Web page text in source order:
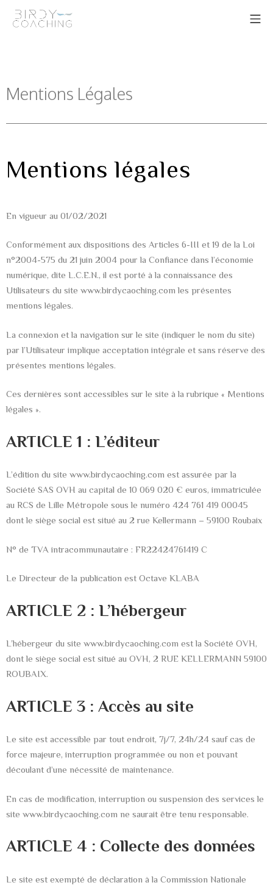
Mentions Légales
Mentions légales
En vigueur au 01/02/2021
Conformément aux dispositions des Articles 6-III et 19 de la Loi
n°2004-575 du 21 juin 2004 pour la Confiance dans l’économie
numérique, dite L.C.E.N., il est porté à la connaissance des
Utilisateurs du site www.birdycaoching.com les présentes
mentions légales.
La connexion et la navigation sur le site (indiquer le nom du site)
par l’Utilisateur implique acceptation intégrale et sans réserve des
présentes mentions légales.
Ces dernières sont accessibles sur le site à la rubrique « Mentions
légales ».
ARTICLE 1 : L’éditeur
L’édition du site www.birdycaoching.com est assurée par la
Société SAS OVH au capital de 10 069 020 € euros, immatriculée
au RCS de Lille Métropole sous le numéro 424 761 419 00045
dont le siège social est situé au 2 rue Kellermann – 59100 Roubaix
N° de TVA intracommunautaire : FR22424761419 C
Le Directeur de la publication est Octave KLABA
ARTICLE 2 : L’hébergeur
L’hébergeur du site www.birdycaoching.com est la Société OVH,
dont le siège social est situé au OVH, 2 RUE KELLERMANN 59100
ROUBAIX.
ARTICLE 3 : Accès au site
Le site est accessible par tout endroit, 7j/7, 24h/24 sauf cas de
force majeure, interruption programmée ou non et pouvant
découlant d’une nécessité de maintenance.
En cas de modification, interruption ou suspension des services le
site www.birdycaoching.com ne saurait être tenu responsable.
ARTICLE 4 : Collecte des données
Le site est exempté de déclaration à la Commission Nationale